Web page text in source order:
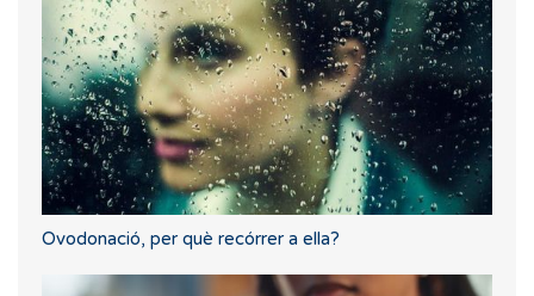
Ovodonació, per què recórrer a ella?